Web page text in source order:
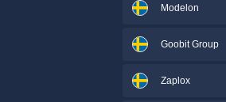
Modelon
Goobit Group
Zaplox